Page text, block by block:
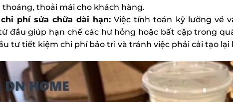
thoải mái cho khách hàng.
phí sửa chữa dài hạn: Việc tính toán kỹ lưỡng về
đầu giúp hạn chế các hư hỏng hoặc bất cập trong
tư tiết kiệm chi phí bảo trì và tránh việc phải cải tạo lại